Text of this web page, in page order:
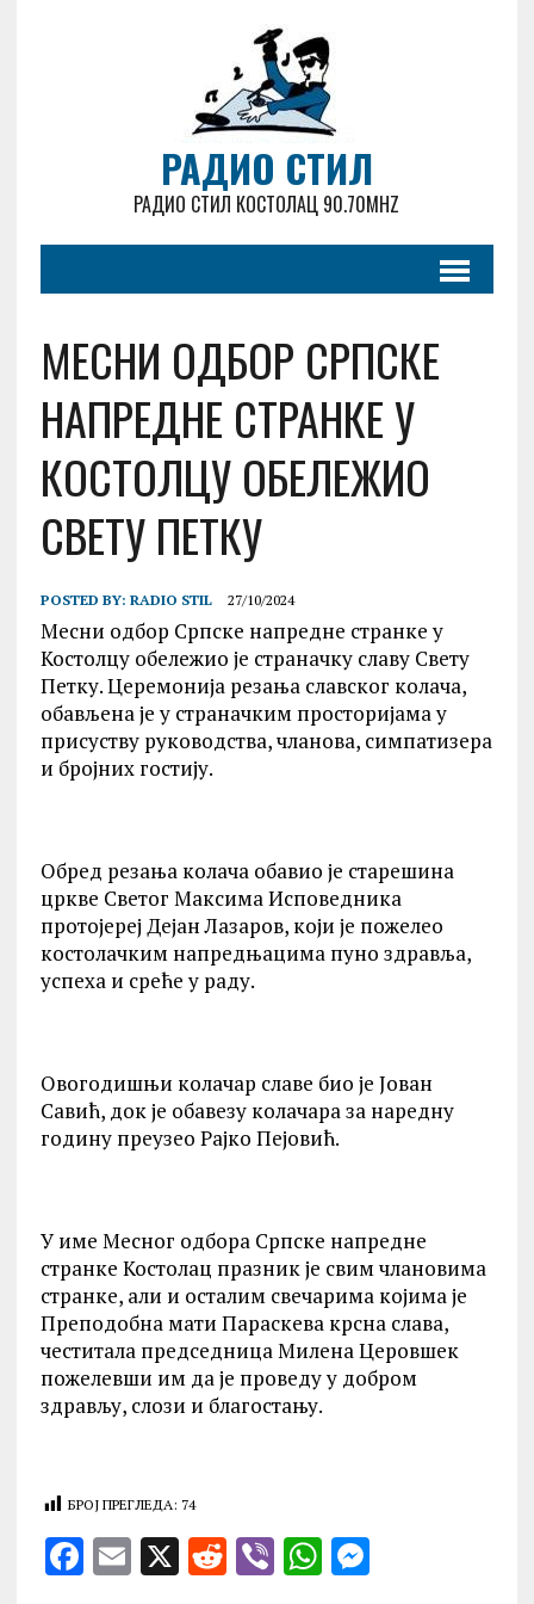
РАДИО СТИЛ
РАДИО СТИЛ КОСТОЛАЦ 90.70MHZ
МЕСНИ ОДБОР СРПСКЕ
НАПРЕДНЕ СТРАНКЕ У
КОСТОЛЦУ ОБЕЛЕЖИО
СВЕТУ ПЕТКУ
POSTED BY: RADIO STIL 27/10/2024
Месни одбор Српске напредне странке у
Костолцу обележио је страначку славу Свету
Петку. Церемонија резања славског колача,
обављена је у страначким просторијама у
присуству руководства, чланова, симпатизера
и бројних гостију.
Обред резања колача обавио је старешина
цркве Светог Максима Исповедника
протојереј Дејан Лазаров, који је пожелео
костолачким напредњацима пуно здравља,
успеха и среће у раду.
Овогодишњи колачар славе био је Јован
Савић, док је обавезу колачара за наредну
годину преузео Рајко Пејовић.
У име Месног одбора Српске напредне
странке Костолац празник је свим члановима
странке, али и осталим свечарима којима је
Преподобна мати Параскева крсна слава,
честитала председница Милена Церовшек
пожелевши им да је проведу у добром
здрављу, слози и благостању.
БРОЈ ПРЕГЛЕДА: 74
F E X R V WM